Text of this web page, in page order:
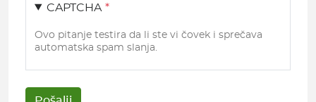
CAPTCHA
Ovo pitanje testira da li ste vi čovek i sprečava
automatska spam slanja.